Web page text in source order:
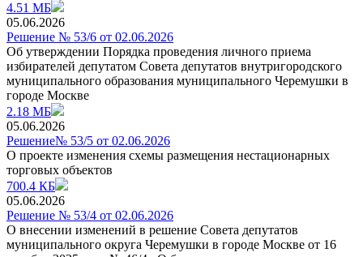
4.51 МБ
05.06.2026
Решение № 53/6 от 02.06.2026
Об утверждении Порядка проведения личного приема
избирателей депутатом Совета депутатов внутригородского
муниципального образования муниципального Черемушки в
городе Москве
2.18 МБ
05.06.2026
Решение№ 53/5 от 02.06.2026
О проекте изменения схемы размещения нестационарных
торговых объектов
700.4 КБ
05.06.2026
Решение № 53/4 от 02.06.2026
О внесении изменений в решение Совета депутатов
муниципального округа Черемушки в городе Москве от 16